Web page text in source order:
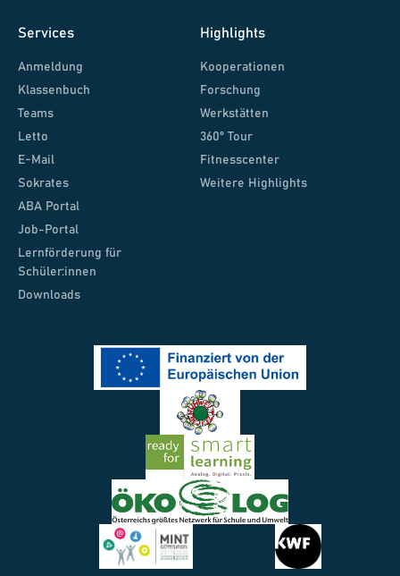
Services
Anmeldung
Klassenbuch
Teams
Letto
E-Mail
Sokrates
ABA Portal
Job-Portal
Lernförderung für
Schüler:innen
Downloads
Highlights
Kooperationen
Forschung
Werkstätten
360° Tour
Fitnesscenter
Weitere Highlights